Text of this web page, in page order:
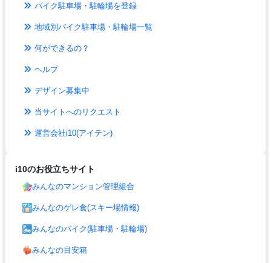
バイク駐車場・駐輪場を登録
地域別バイク駐車場・駐輪場一覧
何ができるの？
ヘルプ
デザイン募集中
当サイトへのリクエスト
運営会社i10(アイテン)
i10のお役立ちサイト
みんなのマンション管理組合
みんなのゲレ食(スキー場情報)
みんなのバイク(駐車場・駐輪場)
みんなの目安箱